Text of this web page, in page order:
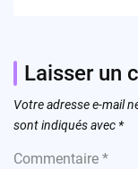
Laisser un
Votre adresse e-mail
sont indiqués avec *
Commentaire *